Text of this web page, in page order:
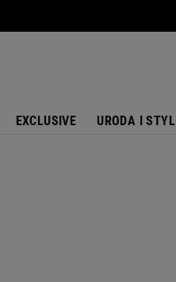
EXCLUSIVE URODA I STYL